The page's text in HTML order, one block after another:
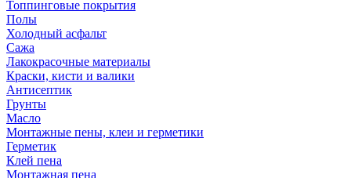
Топпинговые покрытия
Полы
Холодный асфальт
Сажа
Лакокрасочные материалы
Краски, кисти и валики
Антисептик
Грунты
Масло
Монтажные пены, клеи и герметики
Герметик
Клей пена
Монтажная пена